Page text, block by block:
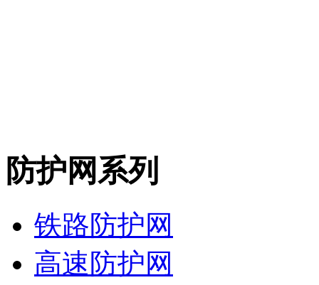
防护网系列
铁路防护网
高速防护网